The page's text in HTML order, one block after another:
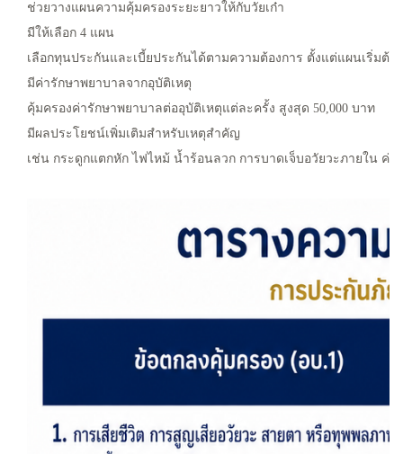
ช่วยวางแผนความคุ้มครองระยะยาวให้กับวัยเก๋า
มีให้เลือก 4 แผน
เลือกทุนประกันและเบี้ยประกันได้ตามความต้องการ ตั้งแต่แผนเริ่มต้
มีค่ารักษาพยาบาลจากอุบัติเหตุ
คุ้มครองค่ารักษาพยาบาลต่ออุบัติเหตุแต่ละครั้ง สูงสุด 50,000 บาท
มีผลประโยชน์เพิ่มเติมสำหรับเหตุสำคัญ
เช่น กระดูกแตกหัก ไฟไหม้ น้ำร้อนลวก การบาดเจ็บอวัยวะภายใน ค่